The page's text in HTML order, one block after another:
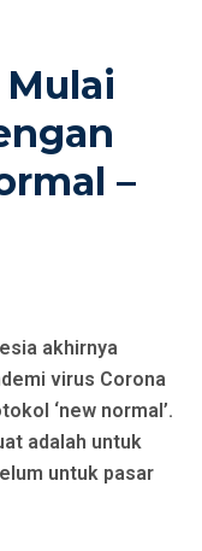
–
akhirnya
virus Corona
‘new normal’.
adalah untuk
untuk pasar